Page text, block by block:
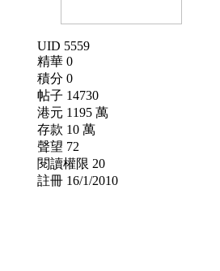
UID 5559
精華 0
積分 0
帖子 14730
港元 1195 萬
存款 10 萬
聲望 72
閱讀權限 20
註冊 16/1/2010